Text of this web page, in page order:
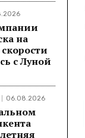
на
с Луной
06.08.2026